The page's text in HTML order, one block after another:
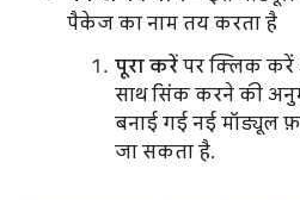
पैकेज का नाम तय करता है
पूरा करें पर क्लिक करें
साथ सिंक करने की
बनाई गई नई मॉड्यूल
जा सकता है.